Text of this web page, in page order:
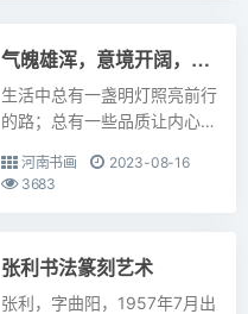
气魄雄浑，意境开阔，书法家李少青作品欣赏
生活中总有一盏明灯照亮前行
的路；总有一些品质让内心满
有栖息之所，总有一些场景触
河南书画
2023-08-16
3683
张利书法篆刻艺术
张利，字曲阳，1957年7月出